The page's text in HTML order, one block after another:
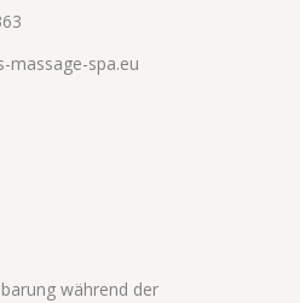
massage-spa.eu
während der